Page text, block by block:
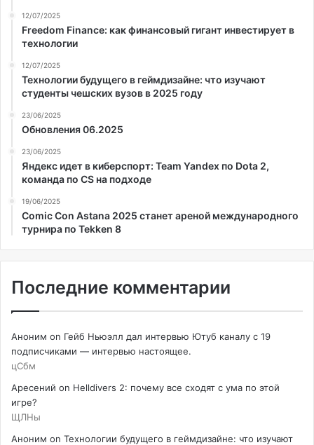
12/07/2025
Freedom Finance: как финансовый гигант инвестирует в
технологии
12/07/2025
Технологии будущего в геймдизайне: что изучают
студенты чешских вузов в 2025 году
23/06/2025
Обновления 06.2025
23/06/2025
Яндекс идет в киберспорт: Team Yandex по Dota 2,
команда по CS на подходе
19/06/2025
Comic Con Astana 2025 станет ареной международного
турнира по Tekken 8
Последние комментарии
Аноним on Гейб Ньюэлл дал интервью Ютуб каналу с 19
подписчиками — интервью настоящее.
цСбм
Аресений on Helldivers 2: почему все сходят с ума по этой
игре?
ЩЛНы
Аноним on Технологии будущего в геймдизайне: что изучают